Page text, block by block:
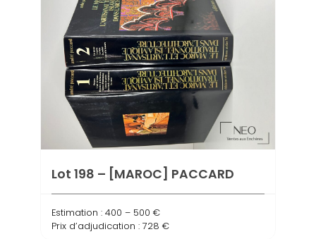
Lot 198 – [MAROC] PACCARD
Estimation : 400 – 500 €
Prix d’adjudication : 728 €